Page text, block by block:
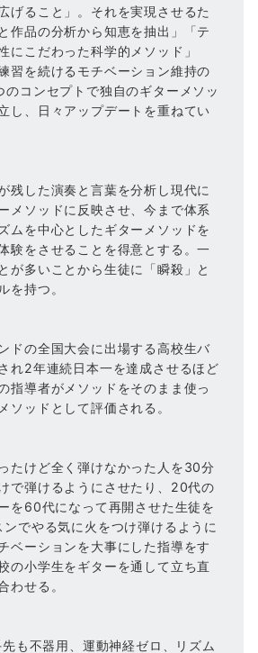
げること」。それを実現させるた
作品の分析から知恵を抽出」「テ
にこだわった科学的メソッド」
習を続けるモチベーション維持の
コンセプトで独自のギターメソッ
し、日々アップデートを重ねてい
残した演奏と言葉を分析し現代に
メソッドに反映させ、今まで体系
ムを中心としたギターメソッドを
験をさせることを得意とする。一
が多いことから生徒に「瞬殺」と
を持つ。
ドの全国大会に出場する高校生バ
れ2年連続日本一を達成させるほど
指導者がメソッドをそのまま使っ
ソッドとして評価される。
たけど全く弾けなかった人を30分
で弾けるようにさせたり、20代の
を60代になって再開させた生徒を
でやる気に火をつけ弾けるように
ベーションを大事にした指導をす
の小学生をギターを通して立ち直
わせる。
も不器用、運動神経ゼロ、リズム